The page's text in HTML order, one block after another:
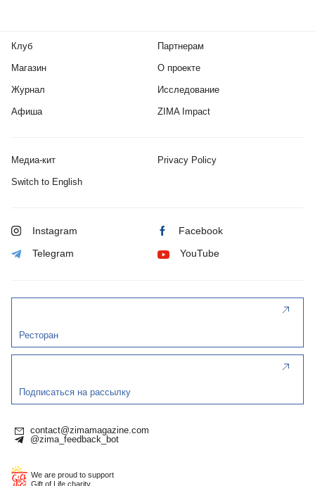
Клуб
Магазин
Журнал
Афиша
Партнерам
О проекте
Исследование
ZIMA Impact
Медиа-кит Privacy Policy
Switch to English
Instagram Facebook
Telegram YouTube
Ресторан
Подписаться на рассылку
contact@zimamagazine.com
@zima_feedback_bot
We are proud to support
Gift of Life charity